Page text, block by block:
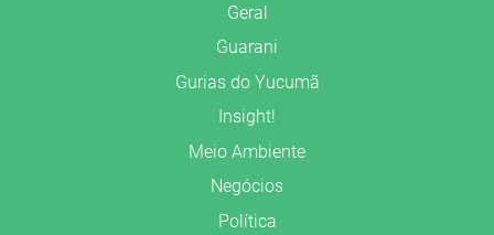
Geral
Guarani
Gurias do Yucumã
Insight!
Meio Ambiente
Negócios
Política